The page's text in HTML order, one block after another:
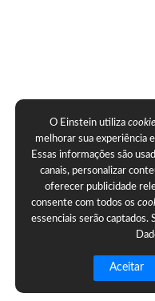
O Einstein utiliza
melhorar sua experiência
Essas informações são
canais, personalizar
oferecer publicidade
consente com todos os
essenciais serão captados.
Aceitar